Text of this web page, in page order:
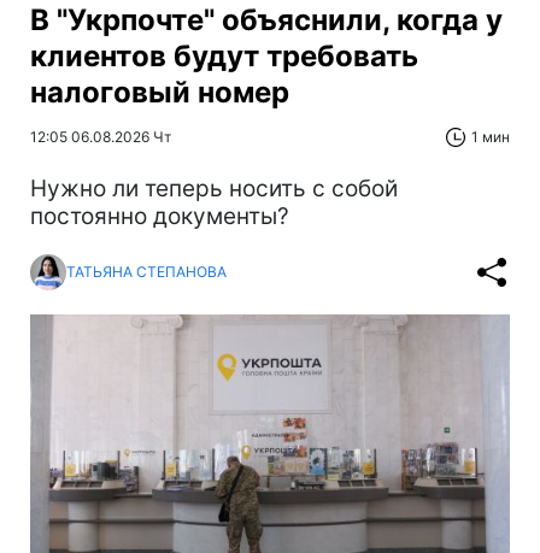
В "Укрпочте" объяснили, когда у
клиентов будут требовать
налоговый номер
12:05 06.08.2026 Чт 1 мин
Нужно ли теперь носить с собой
постоянно документы?
ТАТЬЯНА СТЕПАНОВА